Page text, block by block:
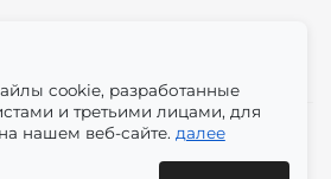
cookie, разработанные
и третьими лицами, для
нашем веб-сайте. далее